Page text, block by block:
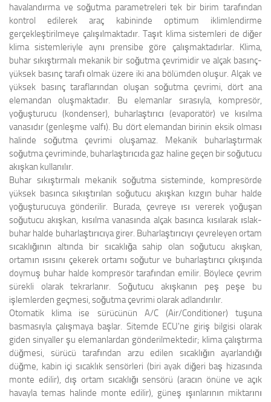
havalandırma ve soğutma parametreleri tek bir birim tarafından
kontrol edilerek araç kabininde optimum iklimlendirme
gerçekleştirilmeye çalışılmaktadır. Taşıt klima sistemleri de diğer
klima sistemleriyle aynı prensibe göre çalışmaktadırlar. Klima,
buhar sıkıştırmalı mekanik bir soğutma çevrimidir ve alçak basınç-
yüksek basınç tarafı olmak üzere iki ana bölümden oluşur. Alçak ve
yüksek basınç taraflarından oluşan soğutma çevrimi, dört ana
elemandan oluşmaktadır. Bu elemanlar sırasıyla, kompresör,
yoğuşturucu (kondenser), buharlaştırıcı (evaporatör) ve kısılma
vanasıdır (genleşme valfı). Bu dört elemandan birinin eksik olması
halinde soğutma çevrimi oluşamaz. Mekanik buharlaştırmak
soğutma çevriminde, buharlaştırıcıda gaz haline geçen bir soğutucu
akışkan kullanılır.
Buhar sıkıştırmalı mekanik soğutma sisteminde, kompresörde
yüksek basınca sıkıştırılan soğutucu akışkan kızgın buhar halde
yoğuşturucuya gönderilir. Burada, çevreye ısı vererek yoğuşan
soğutucu akışkan, kısılma vanasında alçak basınca kısılarak ıslak-
buhar halde buharlaştırıcıya girer. Buharlaştırıcıyı çevreleyen ortam
sıcaklığının altında bir sıcaklığa sahip olan soğutucu akışkan,
ortamın ısısını çekerek ortamı soğutur ve buharlaştırıcı çıkışında
doymuş buhar halde kompresör tarafından emilir. Böylece çevrim
sürekli olarak tekrarlanır. Soğutucu akışkanın peş peşe bu
işlemlerden geçmesi, soğutma çevrimi olarak adlandırılır.
Otomatik klima ise sürücünün A/C (Air/Conditioner) tuşuna
basmasıyla çalışmaya başlar. Sitemde ECU'ne giriş bilgisi olarak
giden sinyaller şu elemanlardan gönderilmektedir; klima çalıştırma
düğmesi, sürücü tarafından arzu edilen sıcaklığın ayarlandığı
düğme, kabin içi sıcaklık sensörleri (biri ayak diğeri baş hizasında
monte edilir), dış ortam sıcaklığı sensörü (aracın önüne ve açık
havayla temas halinde monte edilir), güneş ışınlarının miktarını